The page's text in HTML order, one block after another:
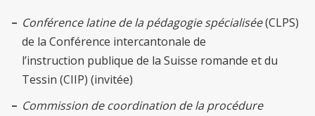
Conférence latine de la pédagogie spécialisée(CLPS)
de la Conférence intercantonale de
l’instruction publique de la Suisse romande et du
Tessin (CIIP) (invitée)
Commission de coordination de la procédure